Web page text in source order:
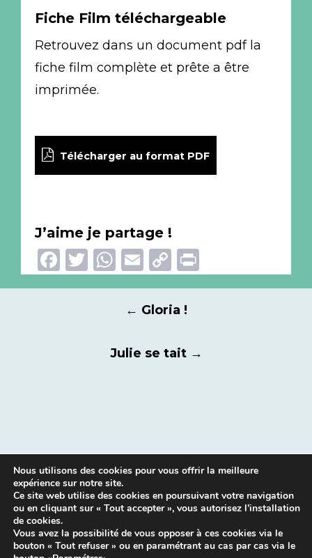
Fiche Film téléchargeable
Retrouvez dans un document pdf la
fiche film complète et prête a être
imprimée.
Télécharger au format PDF
J’aime je partage !
Facebook
Twitter
WhatsApp
EmailCopy
Link
← Gloria !
Julie se tait →
Mentions légales
Nous utilisons des cookies pour vous offrir la meilleure
expérience sur notre site.
Ce site web utilise des cookies en poursuivant votre navigation
ou en cliquant sur « Tout accepter », vous autorisez l’installation
de cookies.
Vous avez la possibilité de vous opposer à ces cookies via le
bouton « Tout refuser » ou en paramétrant au cas par cas via le